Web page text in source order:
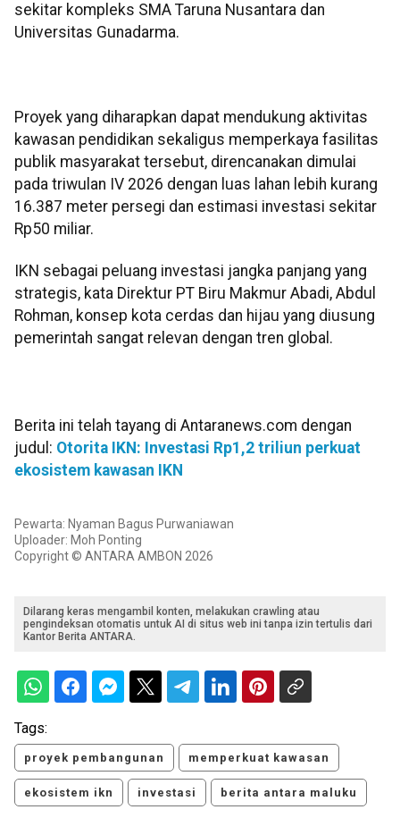
sekitar kompleks SMA Taruna Nusantara dan
Universitas Gunadarma.
Proyek yang diharapkan dapat mendukung aktivitas
kawasan pendidikan sekaligus memperkaya fasilitas
publik masyarakat tersebut, direncanakan dimulai
pada triwulan IV 2026 dengan luas lahan lebih kurang
16.387 meter persegi dan estimasi investasi sekitar
Rp50 miliar.
IKN sebagai peluang investasi jangka panjang yang
strategis, kata Direktur PT Biru Makmur Abadi, Abdul
Rohman, konsep kota cerdas dan hijau yang diusung
pemerintah sangat relevan dengan tren global.
Berita ini telah tayang di Antaranews.com dengan
judul: Otorita IKN: Investasi Rp1,2 triliun perkuat
ekosistem kawasan IKN
Pewarta: Nyaman Bagus Purwaniawan
Uploader: Moh Ponting
Copyright © ANTARA AMBON 2026
Dilarang keras mengambil konten, melakukan crawling atau
pengindeksan otomatis untuk AI di situs web ini tanpa izin tertulis dari
Kantor Berita ANTARA.
Tags:
proyek pembangunan memperkuat kawasan
ekosistem ikn investasi berita antara maluku